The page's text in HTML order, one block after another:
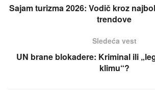
Sajam turizma 2026: Vodič kroz
trendove
Sledeća vest
UN brane blokadere: Kriminal ili
klimu“?